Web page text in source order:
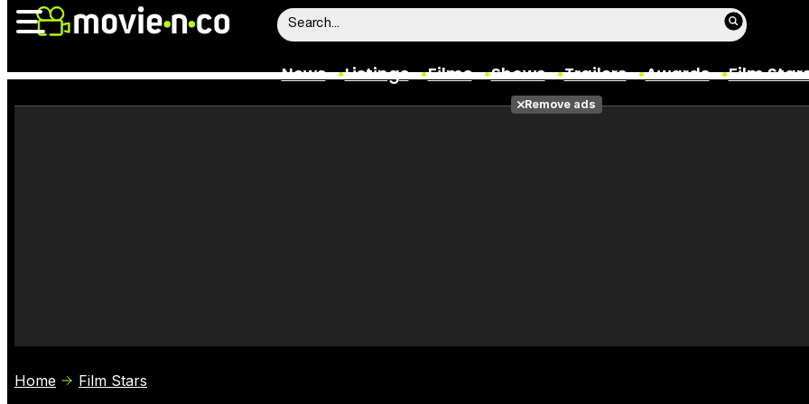
News Listings Films Shows Trailers Awards Film
Films
Remove ads
Home Film Stars